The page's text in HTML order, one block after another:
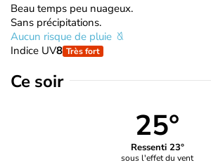
Beau temps peu nuageux.
Sans précipitations.
Aucun risque de pluie
Indice UV8 Très fort
Ce soir
25°
Ressenti 23°
sous l'effet du vent